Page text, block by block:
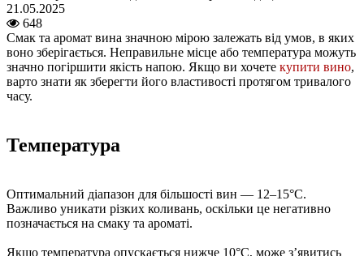
21.05.2025
648
Смак та аромат вина значною мірою залежать від умов, в яких
воно зберігається. Неправильне місце або температура можуть
значно погіршити якість напою. Якщо ви хочете купити вино,
варто знати як зберегти його властивості протягом тривалого
часу.
Температура
Оптимальний діапазон для більшості вин — 12–15°C.
Важливо уникати різких коливань, оскільки це негативно
позначається на смаку та ароматі.
Якщо температура опускається нижче 10°C, може з’явитись